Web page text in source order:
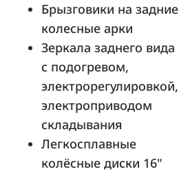
Брызговики на задние
колесные арки
Зеркала заднего вида
с подогревом,
электрорегулировкой,
электроприводом
складывания
Легкосплавные
колёсные диски 16"